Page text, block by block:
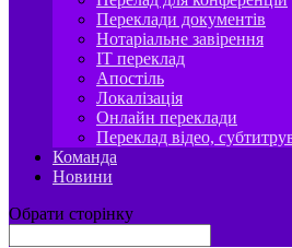
Переклади документів
Нотаріальне завірення
IT переклад
Апостіль
Локалізація
Онлайн переклади
Переклад відео,
Команда
Новини
Обрати сторінку